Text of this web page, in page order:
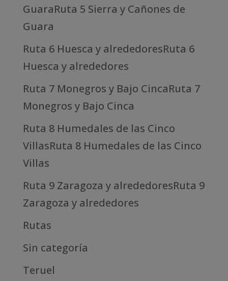
GuaraRuta 5 Sierra y Cañones de
Guara
Ruta 6 Huesca y alrededoresRuta 6
Huesca y alrededores
Ruta 7 Monegros y Bajo CincaRuta 7
Monegros y Bajo Cinca
Ruta 8 Humedales de las Cinco
VillasRuta 8 Humedales de las Cinco
Villas
Ruta 9 Zaragoza y alrededoresRuta 9
Zaragoza y alrededores
Rutas
Sin categoría
Teruel